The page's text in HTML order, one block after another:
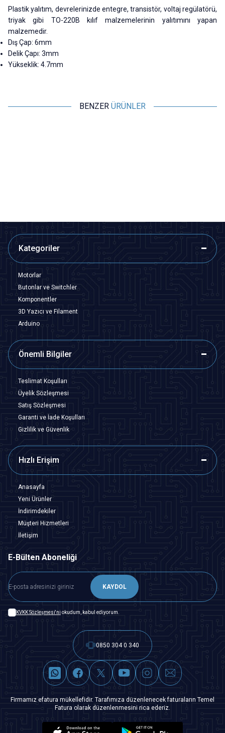
Plastik yalıtım, devrelerinizde entegre, transistör, voltaj regülatörü,
triyak gibi TO-220B kılıf malzemelerinin yalıtımını yapan
malzemedir.
Dış Çap: 6mm
Delik Çapı: 3mm
Yükseklik: 4.7mm
BENZER ÜRÜNLER
Kategoriler
Motorlar
Butonlar ve Switchler
Komponentler
3D Yazıcı ve Filament
Arduino
Önemli Bilgiler
Teslimat Koşulları
Üyelik Sözleşmesi
Satış Sözleşmesi
Garanti ve İade Koşulları
Gizlilik ve Güvenlik
Hızlı Erişim
Anasayfa
Yeni Ürünler
İndirimdekiler
Müşteri Hizmetleri
İletişim
E-Bülten Aboneliği
KAYDOL
KVKK Sözleşmesi'ni okudum, kabul ediyorum.
0850 304 0 340
Firmamız efatura mükellefidir. Tarafımıza düzenlenecek faturaların Temel
Fatura olarak düzenlenmesini rica ederiz.